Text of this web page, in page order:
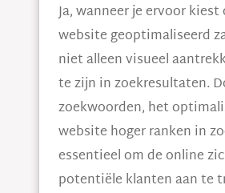
Ja, wanneer je ervoor
website geoptimaliseerd
niet alleen visueel
te zijn in zoekresultaten.
zoekwoorden, het
website hoger ranken in
essentieel om de online
potentiële klanten aan te